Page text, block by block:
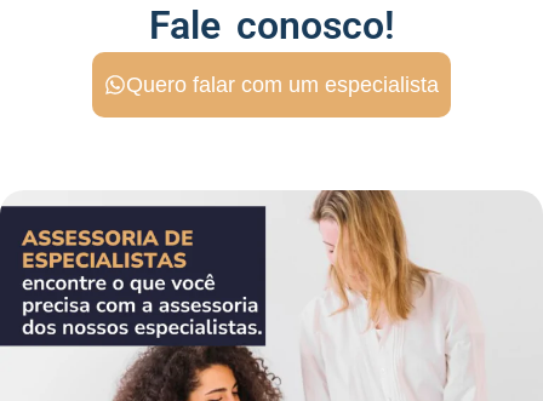
Fale conosco!
Quero falar com um especialista